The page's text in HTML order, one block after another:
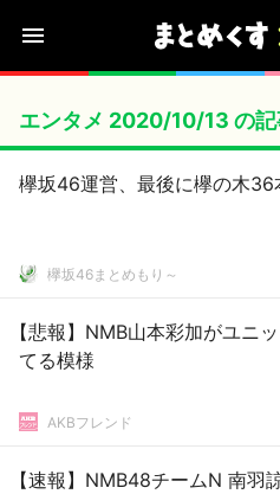
エンタメ 2020/10/13 の記
欅坂46運営、最後に欅の木36
欅坂46まとめもり～
【悲報】NMB山本彩加がユニ
てる模様
AKBフレンド
【速報】NMB48チームN 南羽